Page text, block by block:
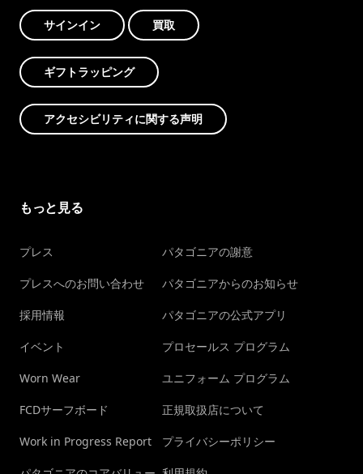
サインイン 買取
ギフトラッピング
アクセシビリティに関する声明
もっと見る
プレス
プレスへのお問い合わせ
採用情報
イベント
Worn Wear
FCDサーフボード
Work in Progress Report
パタゴニアの謝意
パタゴニアからのお知らせ
パタゴニアの公式アプリ
プロセールス プログラム
ユニフォーム プログラム
正規取扱店について
プライバシーポリシー